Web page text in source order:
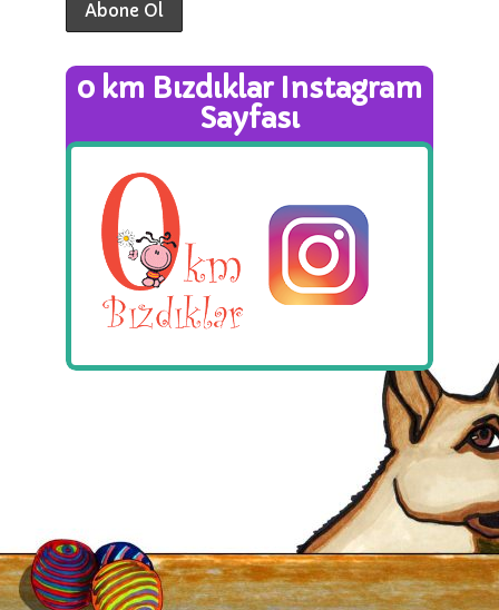
0 km Bızdıklar Instagram
Sayfası